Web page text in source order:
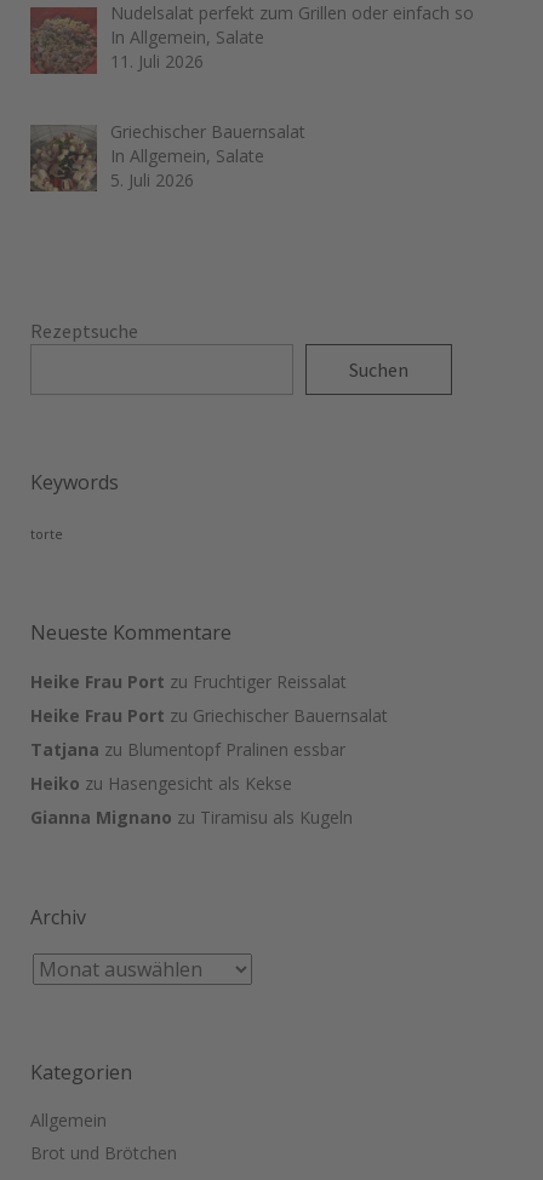
Nudelsalat perfekt zum Grillen oder einfach so
In Allgemein, Salate
11. Juli 2026
Griechischer Bauernsalat
In Allgemein, Salate
5. Juli 2026
Rezeptsuche
Suchen
Keywords
torte
Neueste Kommentare
Heike Frau Port zu Fruchtiger Reissalat
Heike Frau Port zu Griechischer Bauernsalat
Tatjana zu Blumentopf Pralinen essbar
Heiko zu Hasengesicht als Kekse
Gianna Mignano zu Tiramisu als Kugeln
Archiv
Kategorien
Allgemein
Brot und Brötchen